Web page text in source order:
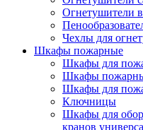
Огнетушители
Чехлы для
Шкафы пожарные
Шкафы для
Шкафы
Шкафы для
Ключницы
Шкафы для
кранов